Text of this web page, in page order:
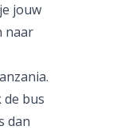
jouw
naar
de bus
dan